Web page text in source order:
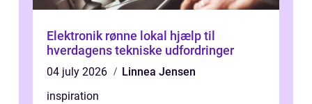
Elektronik rønne lokal hjælp til
hverdagens tekniske udfordringer
04 july 2026
Linnea Jensen
inspiration